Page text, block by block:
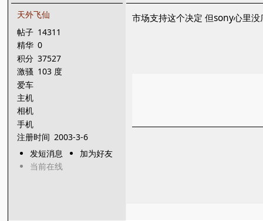
天外飞仙
帖子 14311
精华 0
积分 37527
激骚 103 度
爱车
主机
相机
手机
注册时间 2003-3-6
发短消息
加为好友
当前在线
市场支持这个决定 但sony心里没